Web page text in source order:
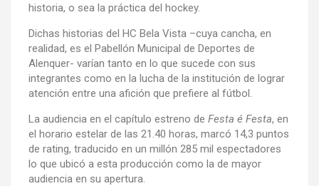
historia, o sea la práctica del hockey.
Dichas historias del HC Bela Vista –cuya cancha, en
realidad, es el Pabellón Municipal de Deportes de
Alenquer- varían tanto en lo que sucede con sus
integrantes como en la lucha de la institución de lograr
atención entre una afición que prefiere al fútbol.
La audiencia en el capítulo estreno de Festa é Festa, en
el horario estelar de las 21.40 horas, marcó 14,3 puntos
de rating, traducido en un millón 285 mil espectadores
lo que ubicó a esta producción como la de mayor
audiencia en su apertura.